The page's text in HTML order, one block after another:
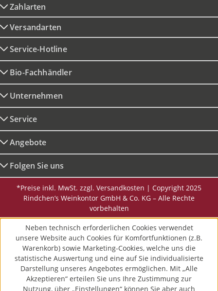
Zahlarten
Versandarten
Service-Hotline
Bio-Fachhändler
Unternehmen
Service
Angebote
Folgen Sie uns
*Preise inkl. MwSt. zzgl. Versandkosten | Copyright 2025
Rindchen’s Weinkontor GmbH & Co. KG – Alle Rechte
vorbehalten
Neben technisch erforderlichen Cookies verwendet
unsere Website auch Cookies für Komfortfunktionen (z.B.
Warenkorb) sowie Marketing-Cookies, welche uns die
statistische Auswertung und eine auf Sie individualisierte
Darstellung unseres Angebotes ermöglichen. Mit „Alle
Akzeptieren“ erteilen Sie uns Ihre Zustimmung zur
Nutzung, über „Einstellungen“ können Sie aber auch